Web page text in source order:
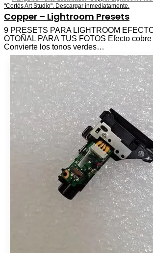
Copper – Lightroom Presets
9 PRESETS PARA LIGHTROOM
OTOÑAL PARA TUS FOTOS Efecto cobre
Convierte los tonos verdes…